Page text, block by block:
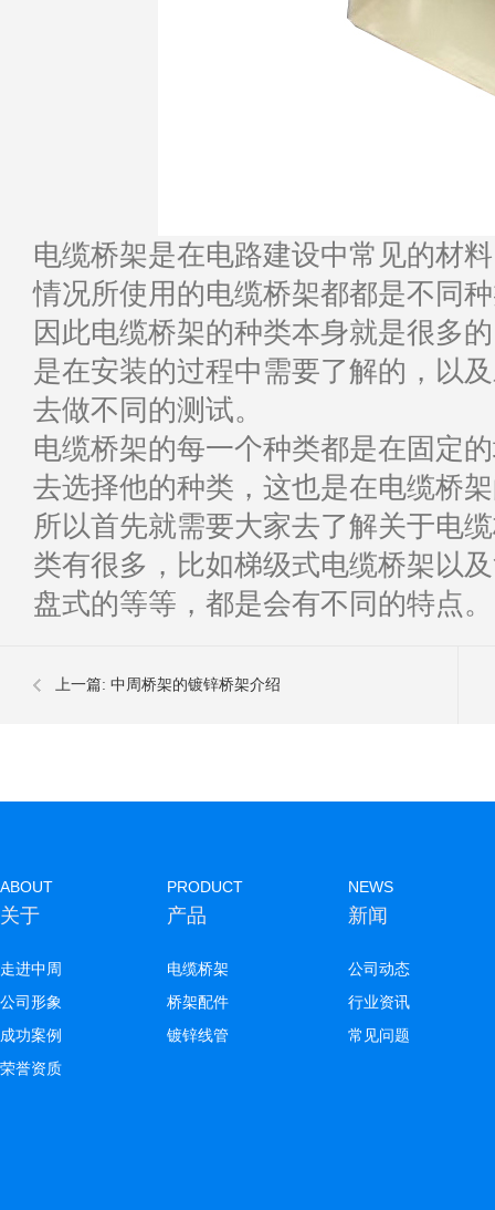
电缆桥架是在电路建设中常见的材
情况所使用的电缆桥架都都是不同
因此电缆桥架的种类本身就是很多
是在安装的过程中需要了解的，以
去做不同的测试。
电缆桥架的每一个种类都是在固定
去选择他的种类，这也是在电缆桥
所以首先就需要大家去了解关于电
类有很多，比如梯级式电缆桥架以
盘式的等等，都是会有不同的特点。
上一篇: 中周桥架的镀锌桥架介绍
ABOUT
关于
走进中周
公司形象
成功案例
荣誉资质
PRODUCT
产品
电缆桥架
桥架配件
镀锌线管
NEWS
新闻
公司动态
行业资讯
常见问题